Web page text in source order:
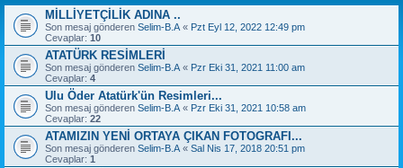
MİLLİYETÇİLİK ADINA ..
Son mesaj gönderen Selim-B.A « Pzt Eyl 12, 2022 12:49 pm
Cevaplar: 10
ATATÜRK RESİMLERİ
Son mesaj gönderen Selim-B.A « Pzr Eki 31, 2021 11:00 am
Cevaplar: 4
Ulu Öder Atatürk'ün Resimleri...
Son mesaj gönderen Selim-B.A « Pzr Eki 31, 2021 10:58 am
Cevaplar: 22
ATAMIZIN YENİ ORTAYA ÇIKAN FOTOGRAFI...
Son mesaj gönderen Selim-B.A « Sal Nis 17, 2018 20:51 pm
Cevaplar: 1